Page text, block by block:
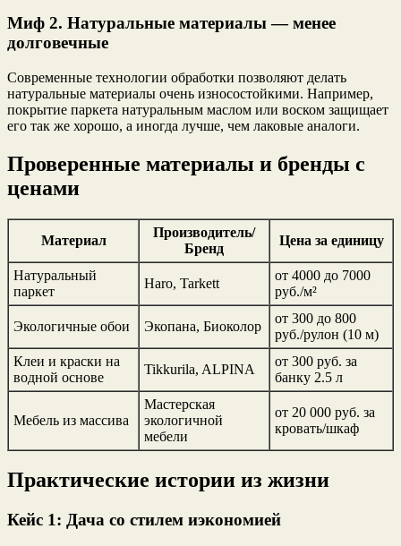
Миф 2. Натуральные материалы — менее
долговечные
Современные технологии обработки позволяют делать
натуральные материалы очень износостойкими. Например,
покрытие паркета натуральным маслом или воском защищает
его так же хорошо, а иногда лучше, чем лаковые аналоги.
Проверенные материалы и бренды с
ценами
Материал
Производитель/
Бренд
Цена за единицу
Натуральный
паркет
Haro, Tarkett
от 4000 до 7000
руб./м²
Экологичные обои Экопана, Биоколор
от 300 до 800
руб./рулон (10 м)
Клеи и краски на
водной основе
Tikkurila, ALPINA
от 300 руб. за
банку 2.5 л
Мебель из массива
Мастерская
экологичной
мебели
от 20 000 руб. за
кровать/шкаф
Практические истории из жизни
Кейс 1: Дача со стилем иэкономией